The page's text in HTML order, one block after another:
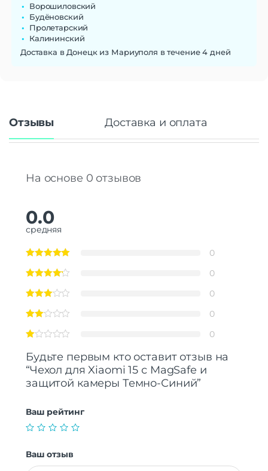
Ворошиловский
Будёновский
Пролетарский
Калининский
Доставка в Донецк из Мариуполя в течение 4 дней
Отзывы Доставка и оплата
На основе 0 отзывов
0.0
средняя
0
0
0
0
0
Будьте первым кто оставит отзыв на
“Чехол для Xiaomi 15 с MagSafe и
защитой камеры Темно-Синий”
Ваш рейтинг
Ваш отзыв